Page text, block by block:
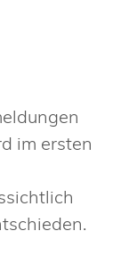
im ersten